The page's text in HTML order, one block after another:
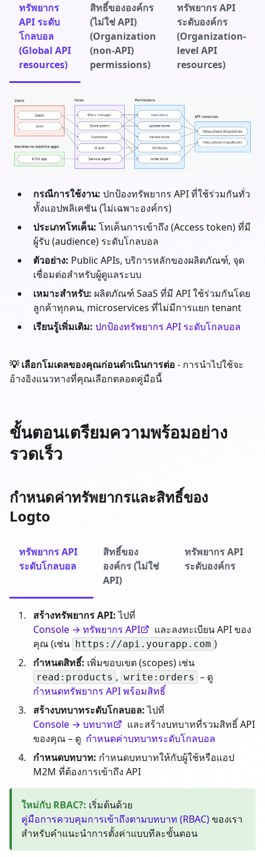
ทรัพยากร
API ระดับ
โกลบอล
(Global API
resources)
สิทธิ์ขององค์กร
(ไม่ใช่ API)
(Organization
(non-API)
permissions)
ทรัพยากร API
ระดับองค์กร
(Organization-
level API
resources)
กรณีการใช้งาน: ปกป้องทรัพยากร API ที่ใช้ร่วมกันทั่ว
ทั้งแอปพลิเคชัน (ไม่เฉพาะองค์กร)
ประเภทโทเค็น: โทเค็นการเข้าถึง (Access token) ที่มี
ผู้รับ (audience) ระดับโกลบอล
ตัวอย่าง: Public APIs, บริการหลักของผลิตภัณฑ์, จุด
เชื่อมต่อสำหรับผู้ดูแลระบบ
เหมาะสำหรับ: ผลิตภัณฑ์ SaaS ที่มี API ใช้ร่วมกันโดย
ลูกค้าทุกคน, microservices ที่ไม่มีการแยก tenant
เรียนรู้เพิ่มเติม: ปกป้องทรัพยากร API ระดับโกลบอล
💡 เลือกโมเดลของคุณก่อนดำเนินการต่อ - การนำไปใช้จะ
อ้างอิงแนวทางที่คุณเลือกตลอดคู่มือนี้
ขั้นตอนเตรียมความพร้อมอย่าง
รวดเร็ว
กำหนดค่าทรัพยากรและสิทธิ์ของ
Logto
ทรัพยากร API
ระดับโกลบอล
สิทธิ์ของ
องค์กร (ไม่ใช่
API)
ทรัพยากร API
ระดับองค์กร
สร้างทรัพยากร API:ไปที่
Console → ทรัพยากร API
และลงทะเบียน API ของ
คุณ (เช่น
https://api.yourapp.com )
กำหนดสิทธิ์: เพิ่มขอบเขต (scopes) เช่น
read:products , write:orders – ดู
กำหนดทรัพยากร API พร้อมสิทธิ์
สร้างบทบาทระดับโกลบอล:ไปที่
Console → บทบาท
และสร้างบทบาทที่รวมสิทธิ์ API
ของคุณ – ดู กำหนดค่าบทบาทระดับโกลบอล
กำหนดบทบาท: กำหนดบทบาทให้กับผู้ใช้หรือแอป
M2M ที่ต้องการเข้าถึง API
ใหม่กับ RBAC?: เริ่มต้นด้วย
คู่มือการควบคุมการเข้าถึงตามบทบาท (RBAC)ของเรา
สำหรับคำแนะนำการตั้งค่าแบบทีละขั้นตอน